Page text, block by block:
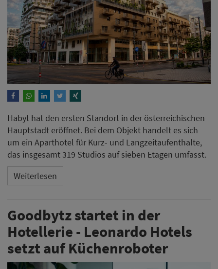
Habyt hat den ersten Standort in der österreichischen
Hauptstadt eröffnet. Bei dem Objekt handelt es sich
um ein Aparthotel für Kurz- und Langzeitaufenthalte,
das insgesamt 319 Studios auf sieben Etagen umfasst.
Weiterlesen
Goodbytz startet in der
Hotellerie - Leonardo Hotels
setzt auf Küchenroboter